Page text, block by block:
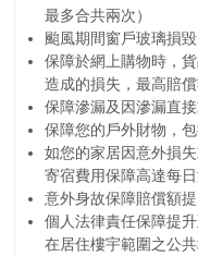
最多合共兩次）
颱風期間窗戶玻璃損
保障於網上購物時，
造成的損失，最高賠
保障滲漏及因滲漏直
保障您的戶外財物，
如您的家居因意外損
寄宿費用保障高達每
意外身故保障賠償額
個人法律責任保障提
在居住樓宇範圍之公